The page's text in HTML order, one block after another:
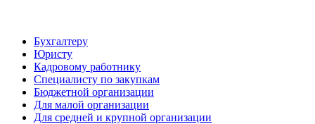
Бухгалтеру
Юристу
Кадровому работнику
Специалисту по закупкам
Бюджетной организации
Для малой организации
Для средней и крупной организации